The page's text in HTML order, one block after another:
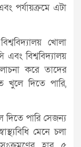
পর্যায়ক্রমে এটা
খোলা
এবং বিশ্ববিদ্যালয়
করে তাদের
দিতে পারি,
দিতে পারি সেজন্য
মেনে চলা